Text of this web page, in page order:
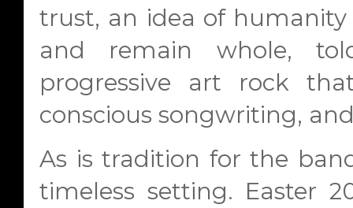
trust, an idea of
and remain whole,
progressive art rock
conscious songwriting,
As is tradition for the
timeless setting. Easter